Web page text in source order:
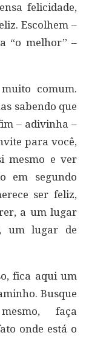
felicidade,
Escolhem –
“o melhor” –
comum.
sabendo que
– adivinha –
para você,
mesmo e ver
em segundo
ser feliz,
a um lugar
um lugar de
fica aqui um
Busque
faça
onde está o